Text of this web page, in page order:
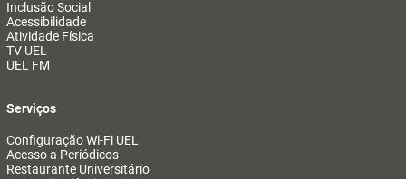
Inclusão Social
Acessibilidade
Atividade Física
TV UEL
UEL FM
Serviços
Configuração Wi-Fi UEL
Acesso a Periódicos
Restaurante Universitário